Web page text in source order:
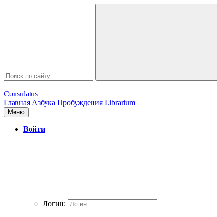
Consulatus
Главная Азбука Пробуждения Librarium
Меню
Войти
Логин: